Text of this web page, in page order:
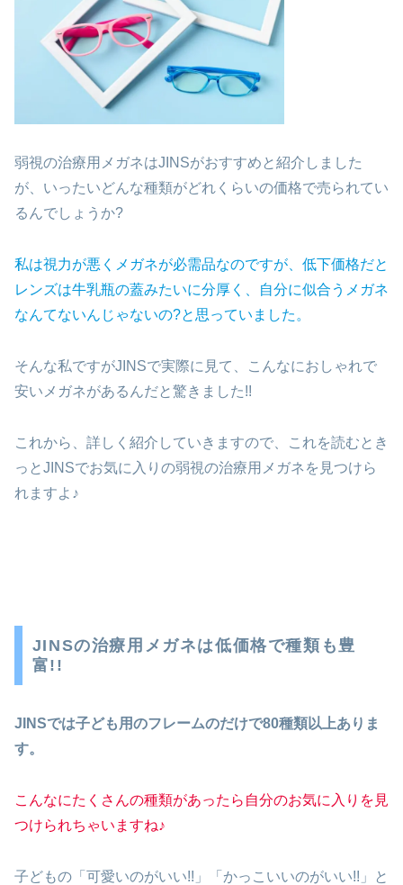
弱視の治療用メガネはJINSがおすすめと紹介しました
が、いったいどんな種類がどれくらいの価格で売られてい
るんでしょうか?
私は視力が悪くメガネが必需品なのですが、低下価格だと
レンズは牛乳瓶の蓋みたいに分厚く、自分に似合うメガネ
なんてないんじゃないの?と思っていました。
そんな私ですがJINSで実際に見て、こんなにおしゃれで
安いメガネがあるんだと驚きました!!
これから、詳しく紹介していきますので、これを読むとき
っとJINSでお気に入りの弱視の治療用メガネを見つけら
れますよ♪
JINSの治療用メガネは低価格で種類も豊
富!!
JINSでは子ども用のフレームのだけで80種類以上ありま
す。
こんなにたくさんの種類があったら自分のお気に入りを見
つけられちゃいますね♪
子どもの「可愛いのがいい!!」「かっこいいのがいい!!」と